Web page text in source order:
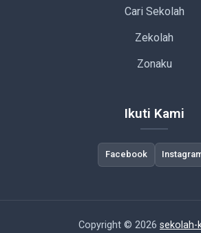
Cari Sekolah
Zekolah
Zonaku
Ikuti Kami
Facebook
Copyright © 2026 sekolah-